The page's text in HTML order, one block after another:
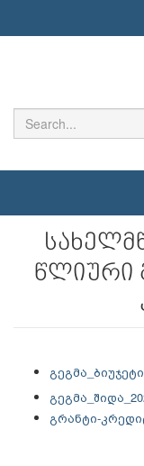
წლიური
გეგმა_ბიუჯეტი
გრანტი-